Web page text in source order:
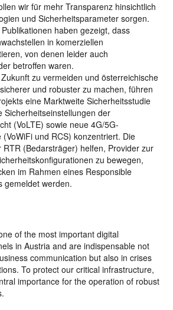
wir für mehr Transparenz hinsichtlich
und Sicherheitsparameter sorgen.
haben gezeigt, dass
in komerziellen
von denen leider auch
betroffen waren.
zu vermeiden und österreichische
und robuster zu machen, führen
eine Marktweite Sicherheitsstudie
Sicherheitseinstellungen der
(VoLTE) sowie neue 4G/5G-
und RCS) konzentriert. Die
RTR (Bedarsträger) helfen, Provider zur
zu bewegen,
im Rahmen eines Responsible
gemeldet werden.
of the most important digital
in Austria and are indispensable not
communication but also in crises
To protect our critical infrastructure,
importance for the operation of robust